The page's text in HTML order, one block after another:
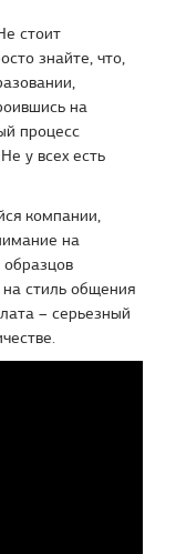
стоит
знайте, что,
на
процесс
у всех есть
компании,
на
стиль общения
– серьезный